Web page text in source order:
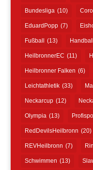
Bundesliga (10)
EduardPopp (7)
Fußball (13) Handball
HeilbronnerEC (11)
Heilbronner Falken (6)
Leichtathletik (33)
Neckarcup (12)
Olympia (13)
RedDevilsHeilbronn (20)
REVHeilbronn (7)
Schwimmen (13)